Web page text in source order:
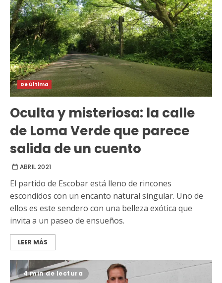
De Última
Oculta y misteriosa: la calle
de Loma Verde que parece
salida de un cuento
ABRIL 2021
El partido de Escobar está lleno de rincones
escondidos con un encanto natural singular. Uno de
ellos es este sendero con una belleza exótica que
invita a un paseo de ensueños.
LEER MÁS
4 min de lectura